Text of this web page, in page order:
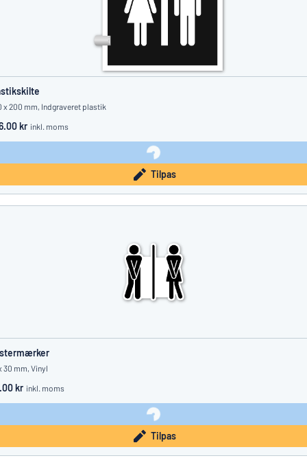
x 200 mm, Indgraveret plastik
kr inkl. moms
Tilpas
30 mm, Vinyl
kr inkl. moms
Tilpas